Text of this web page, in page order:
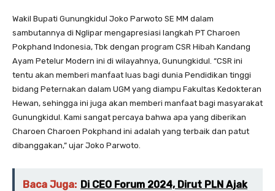
Wakil Bupati Gunungkidul Joko Parwoto SE MM dalam
sambutannya di Nglipar mengapresiasi langkah PT Charoen
Pokphand Indonesia, Tbk dengan program CSR Hibah Kandang
Ayam Petelur Modern ini di wilayahnya, Gunungkidul. “CSR ini
tentu akan memberi manfaat luas bagi dunia Pendidikan tinggi
bidang Peternakan dalam UGM yang diampu Fakultas Kedokteran
Hewan, sehingga ini juga akan memberi manfaat bagi masyarakat
Gunungkidul. Kami sangat percaya bahwa apa yang diberikan
Charoen Charoen Pokphand ini adalah yang terbaik dan patut
dibanggakan,” ujar Joko Parwoto.
Baca Juga: Di CEO Forum 2024, Dirut PLN Ajak